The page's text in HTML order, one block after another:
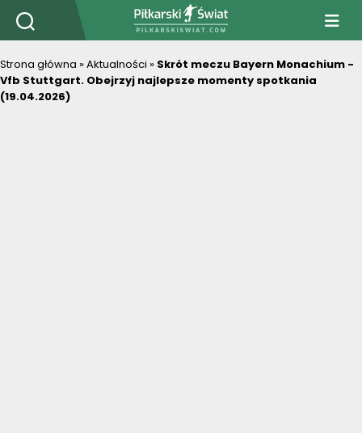
PiłkarskiSwiat.com
Strona główna »Aktualności » Skrót meczu Bayern Monachium -
Vfb Stuttgart. Obejrzyj najlepsze momenty spotkania
(19.04.2026)